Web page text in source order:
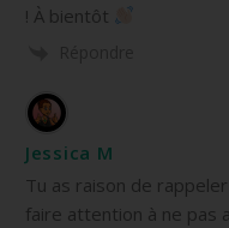
! À bientôt
Jessica M
Tu as raison de
faire attention à ne pas